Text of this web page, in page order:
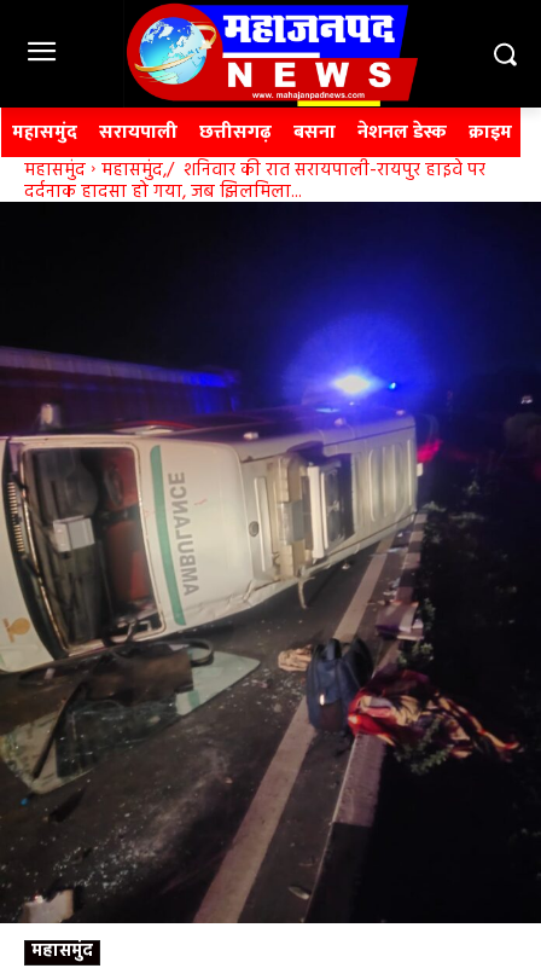
महासमुंद सरायपाली छत्तीसगढ़ बसना नेशनल डेस्क क्राइम
महासमुंद महासमुंद,/ शनिवार की रात सरायपाली-रायपुर हाइवे पर
दर्दनाक हादसा हो गया, जब झिलमिला...
महासमुंद